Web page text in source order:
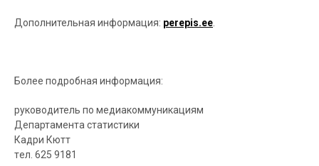
Дополнительная информация: perepis.ee
Более подробная информация:
руководитель по медиакоммуникациям
Департамента статистики
Кадри Кютт
тeл. 625 9181